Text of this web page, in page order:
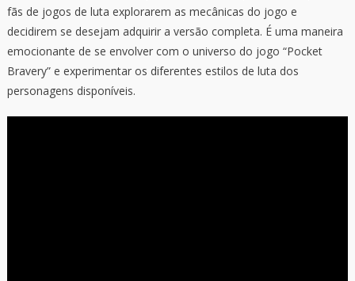
fãs de jogos de luta explorarem as mecânicas do jogo e
decidirem se desejam adquirir a versão completa. É uma maneira
emocionante de se envolver com o universo do jogo “Pocket
Bravery” e experimentar os diferentes estilos de luta dos
personagens disponíveis.